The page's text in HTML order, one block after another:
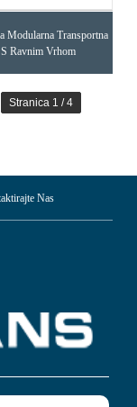
Modularna Transportna
Ravnim Vrhom
Stranica 1 / 4
Nas